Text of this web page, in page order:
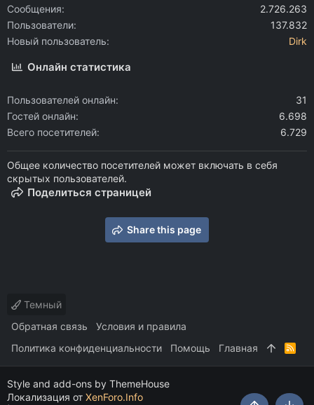
Сообщения
2.726.263
Пользователи
137.832
Новый пользователь
Dirk
Онлайн статистика
Пользователей онлайн
31
Гостей онлайн
6.698
Всего посетителей
6.729
Общее количество посетителей может включать в себя
скрытых пользователей.
Поделиться страницей
Share this page
Темный
Обратная связь
Условия и правила
Политика конфиденциальности
Помощь Главная
R
S
Style and add-ons by ThemeHouse
Локализация от XenForo.Info